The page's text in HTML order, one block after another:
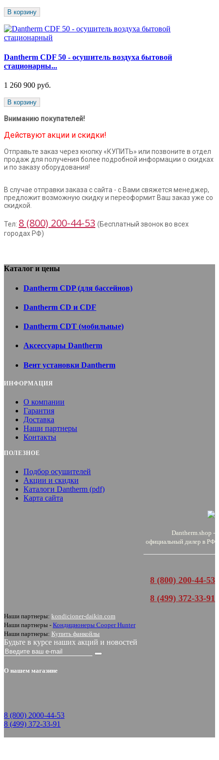
В корзину
Dantherm CDF 50 - осушитель воздуха бытовой
стационарны...
1 260 900 руб.
В корзину
Вниманию покупателей!
Действуют акции и скидки!
Отправьте заказ через кнопку «КУПИТЬ» или позвоните в отдел
продаж для получения более подробной информации о скидках
и по заказу оборудования!
В случае отправки заказа с сайта - с Вами свяжется менеджер,
предложит возможную скидку и переоформит Ваш заказ уже со
скидкой.
Тел: 8 (800) 200-44-53 (Бесплатный звонок во всех
городах РФ)
Каталог и цены
Dantherm CDP (для бассейнов)
Dantherm CD и CDF
Dantherm CDT (мобильные)
Аксессуары Dantherm
Вент установки Dantherm
ИНФОРМАЦИЯ
О компании
Гарантия
Доставка
Наши партнеры
Контакты
ПОЛЕЗНОЕ
Подбор осушителей
Акции и скидки
Каталоги Dantherm (pdf)
Карта сайта
Dantherm.shop -
официальный дилер в РФ
8 (800) 200-44-53
8 (499) 372-33-91
Наши партнеры: kondicioner-daikin.com
Наши партнеры - Кондиционеры Cooper Hunter
Наши партнеры: Купить фанкойлы
Будьте в курсе наших акций и новостей
О нашем магазине
8 (800) 2000-44-53
8 (499) 372-33-91